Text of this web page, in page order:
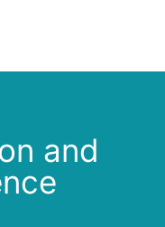
and